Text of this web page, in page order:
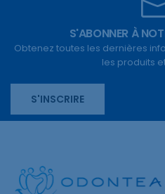
S'ABONNER À
Obtenez toutes les dernières
les produits
S'INSCRIRE